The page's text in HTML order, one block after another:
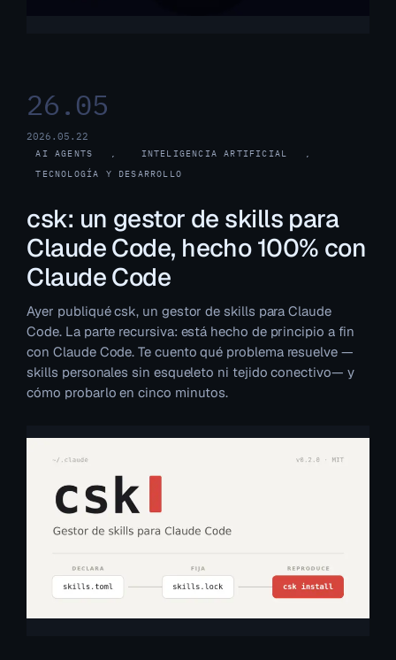
26.05
2026.05.22
AI AGENTS , INTELIGENCIA ARTIFICIAL
,
TECNOLOGÍA Y DESARROLLO
csk: un gestor de skills para
Claude Code, hecho 100% con
Claude Code
Ayer publiqué csk, un gestor de skills para Claude
Code. La parte recursiva: está hecho de principio a fin
con Claude Code. Te cuento qué problema resuelve —
skills personales sin esqueleto ni tejido conectivo— y
cómo probarlo en cinco minutos.